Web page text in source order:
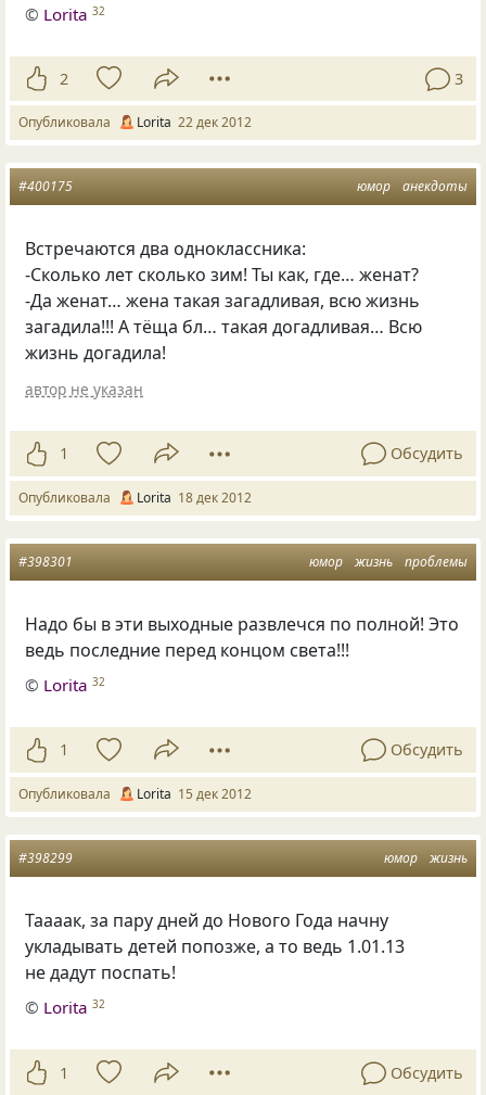
© Lorita 32
2 3
Опубликовала Lorita 22 дек 2012
юмор анекдоты
#400175
Встречаются два одноклассника:
-Сколько лет сколько зим! Ты как, где… женат?
-Да женат… жена такая загадливая, всю жизнь
загадила!!! А тёща бл… такая догадливая… Всю
жизнь догадила!
автор не указан
1 Обсудить
Опубликовала Lorita 18 дек 2012
юмор жизнь проблемы
#398301
Надо бы в эти выходные развлечся по полной! Это
ведь последние перед концом света!!!
© Lorita 32
1 Обсудить
Опубликовала Lorita 15 дек 2012
юмор жизнь
#398299
Таааак, за пару дней до Нового Года начну
укладывать детей попозже, а то ведь 1.01.13
не дадут поспать!
© Lorita 32
1 Обсудить